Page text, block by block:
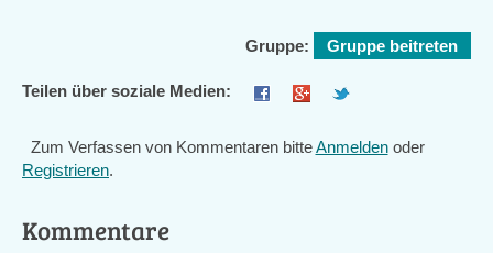
Gruppe: Gruppe beitreten
Teilen über soziale Medien:
Zum Verfassen von Kommentaren bitteAnmeldenoder
Registrieren.
Kommentare